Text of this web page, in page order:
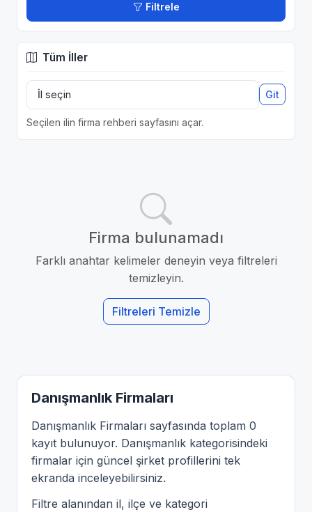
Filtrele
Tüm İller
Git
Seçilen ilin firma rehberi sayfasını açar.
Firma bulunamadı
Farklı anahtar kelimeler deneyin veya filtreleri
temizleyin.
Filtreleri Temizle
Danışmanlık Firmaları
Danışmanlık Firmaları sayfasında toplam 0
kayıt bulunuyor. Danışmanlık kategorisindeki
firmalar için güncel şirket profillerini tek
ekranda inceleyebilirsiniz.
Filtre alanından il, ilçe ve kategori